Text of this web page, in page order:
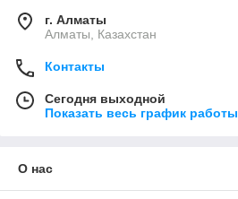
г. Алматы
Алматы, Казахстан
Контакты
Сегодня выходной
Показать весь график работы
О нас